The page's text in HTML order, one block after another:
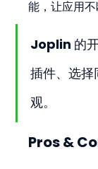
能，让应用不
Joplin 的
插件、选
观。
Pros &